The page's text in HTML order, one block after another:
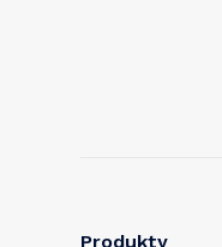
Produkty